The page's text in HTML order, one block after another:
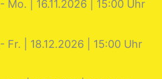
- Mo. | 16.11.2026 | 15:00 Uhr
- Fr. | 18.12.2026 | 15:00 Uhr